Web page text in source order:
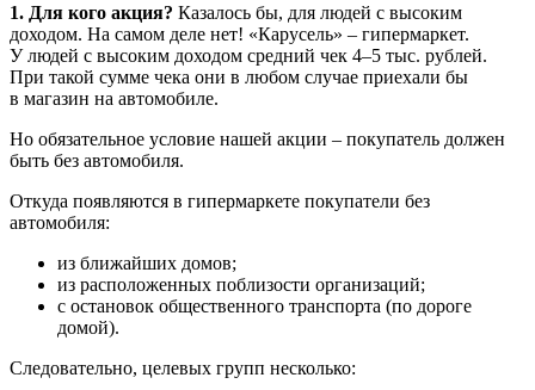
1. Для кого акция? Казалось бы, для людей с высоким
доходом. На самом деле нет! «Карусель» – гипермаркет.
У людей с высоким доходом средний чек 4–5 тыс. рублей.
При такой сумме чека они в любом случае приехали бы
в магазин на автомобиле.
Но обязательное условие нашей акции – покупатель должен
быть без автомобиля.
Откуда появляются в гипермаркете покупатели без
автомобиля:
из ближайших домов;
из расположенных поблизости организаций;
с остановок общественного транспорта (по дороге
домой).
Следовательно, целевых групп несколько: